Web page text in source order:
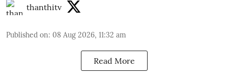
thanthitv
Published on: 08 Aug 2026, 11:32 am
Read More